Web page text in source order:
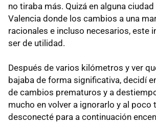
no tiraba más. Quizá en alguna
Valencia donde los cambios a una
racionales e incluso necesarios, este
ser de utilidad.
Después de varios kilómetros y ver
bajaba de forma significativa, decidí
de cambios prematuros y a
mucho en volver a ignorarlo y al poco
desconecté para a continuación